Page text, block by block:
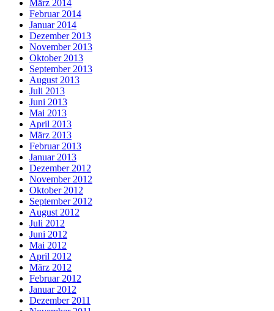
März 2014
Februar 2014
Januar 2014
Dezember 2013
November 2013
Oktober 2013
September 2013
August 2013
Juli 2013
Juni 2013
Mai 2013
April 2013
März 2013
Februar 2013
Januar 2013
Dezember 2012
November 2012
Oktober 2012
September 2012
August 2012
Juli 2012
Juni 2012
Mai 2012
April 2012
März 2012
Februar 2012
Januar 2012
Dezember 2011